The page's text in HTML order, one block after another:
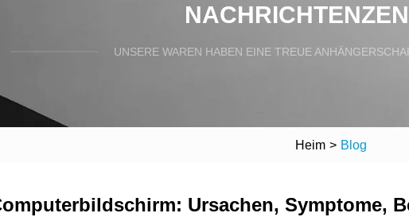
UNSERE WAREN HABEN EINE TREUE
Heim > Blog
Ursachen, Symptome,